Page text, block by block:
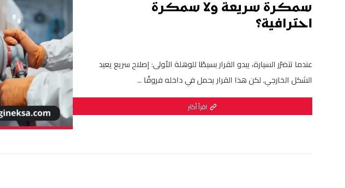
سمكرة سريعة ولا سمكرة
احترافية؟
عندما تتضرّر السيارة، يبدو القرار بسيطًا للوهلة الأولى: إصلاح سريع يعيد
الشكل الخارجي. لكن هذا القرار يحمل في داخله فروقًا ...
اقرأ أكثر